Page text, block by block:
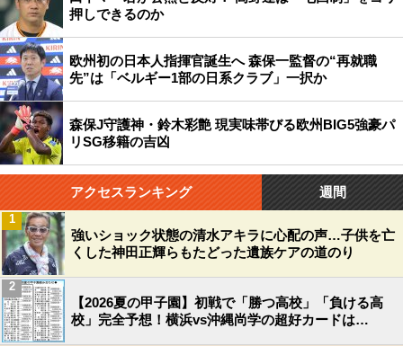
押しできるのか
欧州初の日本人指揮官誕生へ 森保一監督の“再就職
先”は「ベルギー1部の日系クラブ」一択か
森保J守護神・鈴木彩艶 現実味帯びる欧州BIG5強豪パ
リSG移籍の吉凶
アクセスランキング 週間
強いショック状態の清水アキラに心配の声…子供を亡
くした神田正輝らもたどった遺族ケアの道のり
1
【2026夏の甲子園】初戦で「勝つ高校」「負ける高
校」完全予想！横浜vs沖縄尚学の超好カードは…
2